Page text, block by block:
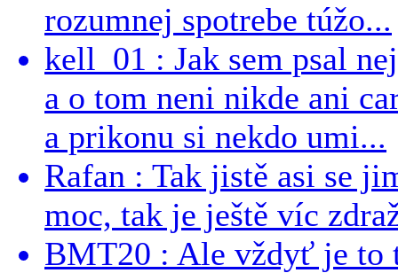
rozumnej spotrebe túžo...
kell_01 : Jak sem psal
a o tom neni nikde ani
a prikonu si nekdo umi...
Rafan : Tak jistě asi se
moc, tak je ještě víc
BMT20 : Ale vždyť je to